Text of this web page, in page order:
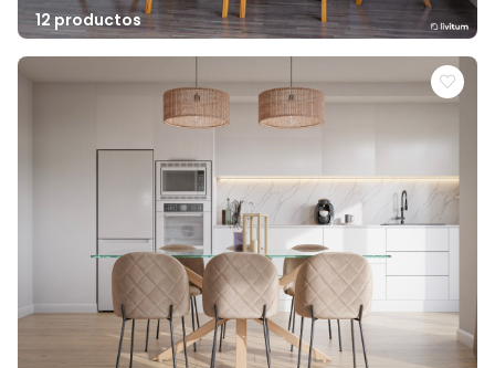
12 productos